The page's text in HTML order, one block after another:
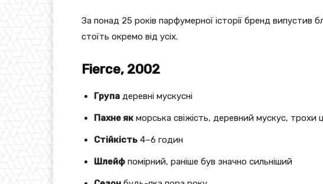
За понад 25 років парфумерної історії бренд випустив
стоїть окремо від усіх.
Fierce, 2002
Група деревні мускусні
Пахне як морська свіжість, деревний мускус, трохи
Стійкість 4–6 годин
Шлейф помірний, раніше був значно сильніший